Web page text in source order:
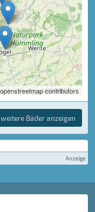
contributors
weitere Bäder anzeigen
Anzeige